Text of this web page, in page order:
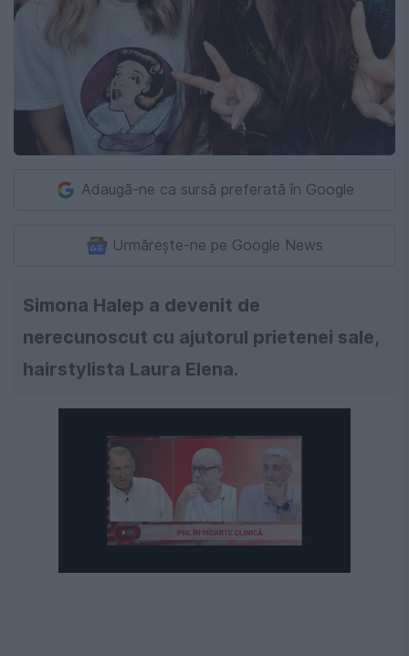
Adaugă-ne ca sursă preferată în Google
Urmărește-ne pe Google News
Simona Halep a devenit de
nerecunoscut cu ajutorul prietenei sale,
hairstylista Laura Elena.